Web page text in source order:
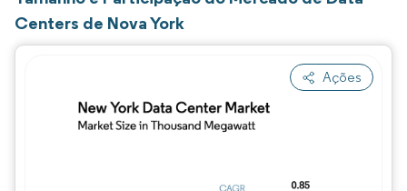
Centers de Nova York
Ações